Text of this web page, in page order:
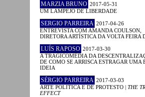
MARZIA BRUNO 2017-05-31
UM LAMPEJO DE LIBERDADE
SERGIO PARREIRA 2017-04-26
ENTREVISTA COM AMANDA COULSON,
DIRETORA ARTÍSTICA DA VOLTA FEIRA
LUÍS RAPOSO 2017-03-30
A TRAGICOMÉDIA DA
DE COMO SE ARRISCA ESTRAGAR UMA
IDEIA
SÉRGIO PARREIRA 2017-03-03
ARTE POLÍTICA E DE PROTESTO | THE
EFFECT